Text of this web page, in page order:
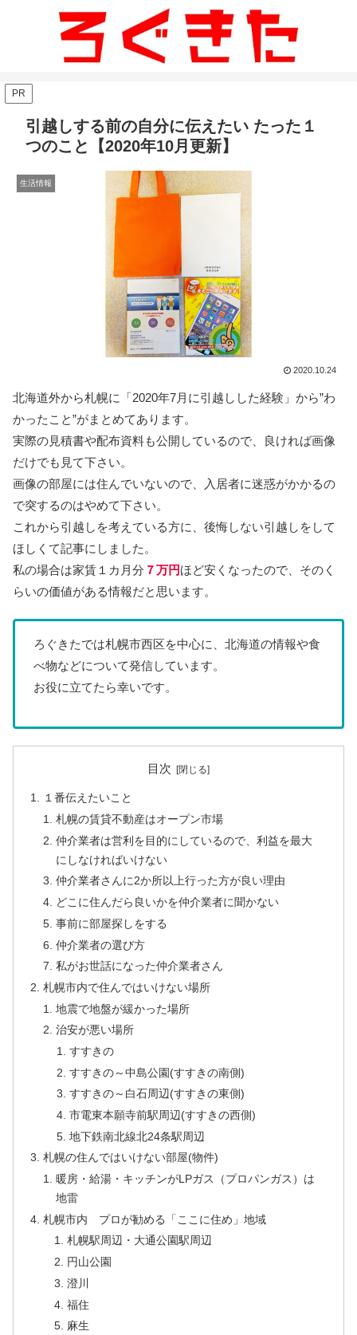
PR
引越しする前の自分に伝えたい たった１
つのこと【2020年10月更新】
生活情報
2020.10.24
北海道外から札幌に「2020年7月に引越しした経験」から”わ
かったこと”がまとめてあります。
実際の見積書や配布資料も公開しているので、良ければ画像
だけでも見て下さい。
画像の部屋には住んでいないので、入居者に迷惑がかかるの
で突するのはやめて下さい。
これから引越しを考えている方に、後悔しない引越しをして
ほしくて記事にしました。
私の場合は家賃１カ月分 ７万円ほど安くなったので、そのく
らいの価値がある情報だと思います。
ろぐきたでは札幌市西区を中心に、北海道の情報や食
べ物などについて発信しています。
お役に立てたら幸いです。
目次
１番伝えたいこと
札幌の賃貸不動産はオープン市場
仲介業者は営利を目的にしているので、利益を最大
にしなければいけない
仲介業者さんに2か所以上行った方が良い理由
どこに住んだら良いかを仲介業者に聞かない
事前に部屋探しをする
仲介業者の選び方
私がお世話になった仲介業者さん
札幌市内で住んではいけない場所
地震で地盤が緩かった場所
治安が悪い場所
すすきの
すすきの～中島公園(すすきの南側)
すすきの～白石周辺(すすきの東側)
市電東本願寺前駅周辺(すすきの西側)
地下鉄南北線北24条駅周辺
札幌の住んではいけない部屋(物件)
暖房・給湯・キッチンがLPガス（プロパンガス）は
地雷
札幌市内 プロが勧める「ここに住め」地域
札幌駅周辺・大通公園駅周辺
円山公園
澄川
福住
麻生